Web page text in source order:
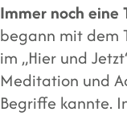
Immer noch eine
begann mit dem
im „Hier und
Meditation und
Begriffe kannte.